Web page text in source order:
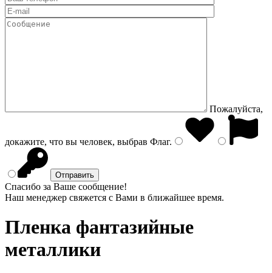
Пожалуйста,
докажите, что вы человек, выбрав Флаг.
Спасибо за Ваше сообщение!
Наш менеджер свяжется с Вами в ближайшее время.
Пленка фантазийные
металлики